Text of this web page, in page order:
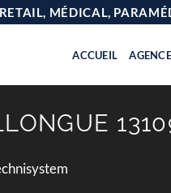
MÉDICAL,
ACCUEIL